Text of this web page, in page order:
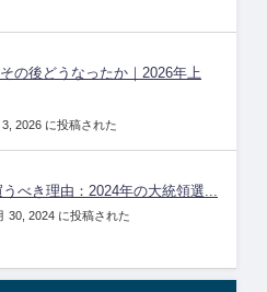
の後どうなったか｜2026年上
2026 に投稿された
べき理由：2024年の大統領選...
30, 2024 に投稿された